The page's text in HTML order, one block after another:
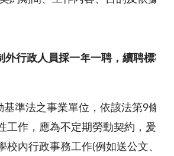
外行政人員採一年一聘，續聘標準
基準法之事業單位，依該法第9條規
工作，應為不定期勞動契約，爰學
校內行政事務工作(例如送公文、接